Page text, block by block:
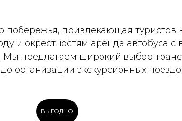
побережья, привлекающая туристов
и окрестностям аренда автобуса с
Мы предлагаем широкий выбор
организации экскурсионных
ВЫГОДНО